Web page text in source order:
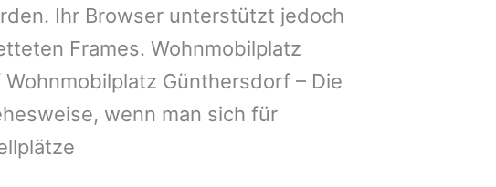
Ihr Browser unterstützt jedoch
Frames. Wohnmobilplatz
Günthersdorf – Die
wenn man sich für